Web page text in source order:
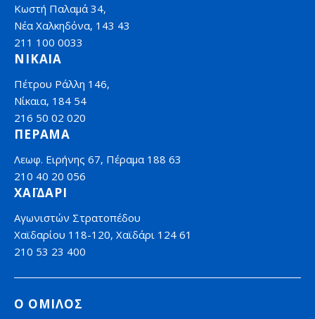
Κωστή Παλαμά 34,
Νέα Χαλκηδόνα, 143 43
211 100 0033
ΝΙΚΑΙΑ
Πέτρου Ράλλη 146,
Νίκαια, 184 54
216 50 02 020
ΠΕΡΑΜΑ
Λεωφ. Ειρήνης 67, Πέραμα 188 63
210 40 20 056
ΧΑΪΔΑΡΙ
Αγωνιστών Στρατοπέδου
Χαϊδαρίου 118-120, Χαϊδάρι 124 61
210 53 23 400
Ο ΟΜΙΛΟΣ